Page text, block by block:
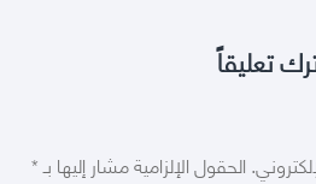
تعليقاً
الحقول الإلزامية مشار إليها بـ*